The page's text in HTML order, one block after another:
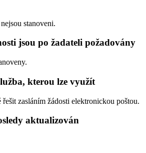
stanoveni.
jsou po žadateli požadovány
kterou lze využít
zasláním žádosti elektronickou poštou.
aktualizován